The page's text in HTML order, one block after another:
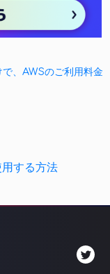
、AWSのご利用料金
する方法